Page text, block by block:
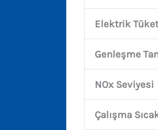
Elektrik
Genleşme
NOx Seviyesi
Çalışma